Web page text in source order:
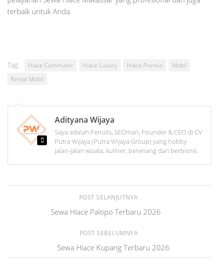
terbaik untuk Anda.
Tag: Hiace Commuter Hiace Luxury Hiace Premio
Mobil
Rental Mobil
Adityana Wijaya
Saya adalah Penulis, SEOman, Founder & CEO di CV
Putra Wijaya (Putra Wijaya Group) yang hobby
jalan-jalan wisata, kuliner, berenang dan berbisnis.
POST SELANJUTNYA
Sewa Hiace Palopo Terbaru 2026
POST SEBELUMNYA
Sewa Hiace Kupang Terbaru 2026